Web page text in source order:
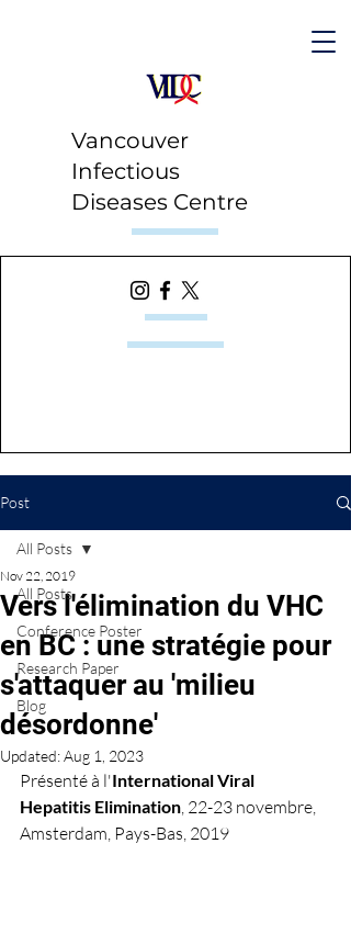
Vancouver
Infectious
Diseases Centre
Post
All Posts
Conference Poster
Research Paper
Blog
All Posts
Vers l'élimination du VHC
en BC : une stratégie pour
s'attaquer au 'milieu
désordonne'
Nov 22, 2019
Updated:Aug 1, 2023
Présenté à l'International Viral
Hepatitis Elimination, 22-23 novembre,
Amsterdam, Pays-Bas, 2019